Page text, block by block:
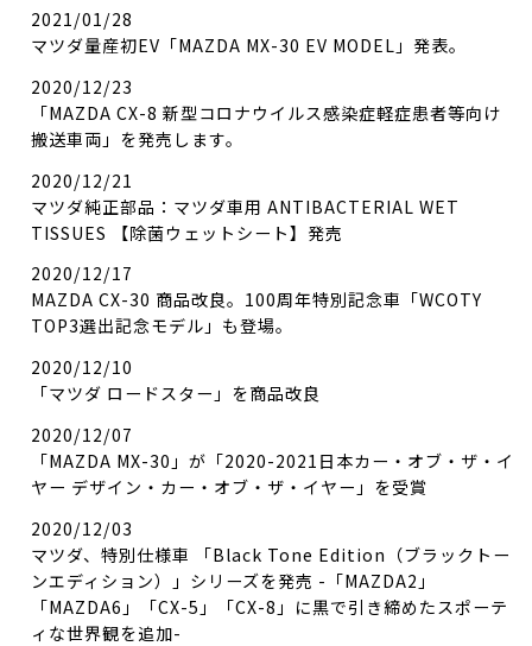
2021/01/28
マツダ量産初EV「MAZDA MX-30 EV MODEL」発表。
2020/12/23
「MAZDA CX-8 新型コロナウイルス感染症軽症患者等向け
搬送車両」を発売します。
2020/12/21
マツダ純正部品：マツダ車用 ANTIBACTERIAL WET
TISSUES 【除菌ウェットシート】発売
2020/12/17
MAZDA CX-30 商品改良。100周年特別記念車「WCOTY
TOP3選出記念モデル」も登場。
2020/12/10
「マツダ ロードスター」を商品改良
2020/12/07
「MAZDA MX-30」が「2020-2021日本カー・オブ・ザ・イ
ヤー デザイン・カー・オブ・ザ・イヤー」を受賞
2020/12/03
マツダ、特別仕様車 「Black Tone Edition（ブラックトー
ンエディション）」シリーズを発売 -「MAZDA2」
「MAZDA6」「CX-5」「CX-8」に黒で引き締めたスポーテ
ィな世界観を追加-